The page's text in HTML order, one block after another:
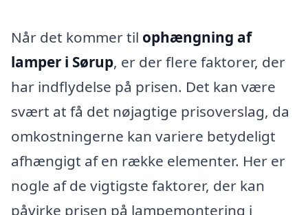
Når det kommer til ophængning af
lamper i Sørup, er der flere faktorer, der
har indflydelse på prisen. Det kan være
svært at få det nøjagtige prisoverslag, da
omkostningerne kan variere betydeligt
afhængigt af en række elementer. Her er
nogle af de vigtigste faktorer, der kan
påvirke prisen på lampemontering i